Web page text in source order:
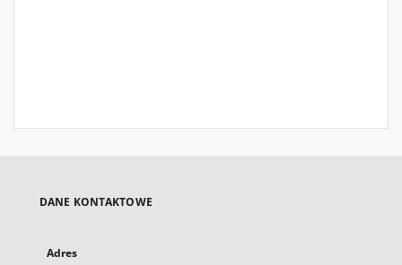
DANE KONTAKTOWE
Adres